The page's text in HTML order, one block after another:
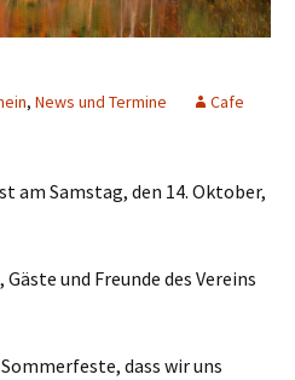
, News und Termine
Cafe
am Samstag, den 14. Oktober,
und Freunde des Vereins
dass wir uns